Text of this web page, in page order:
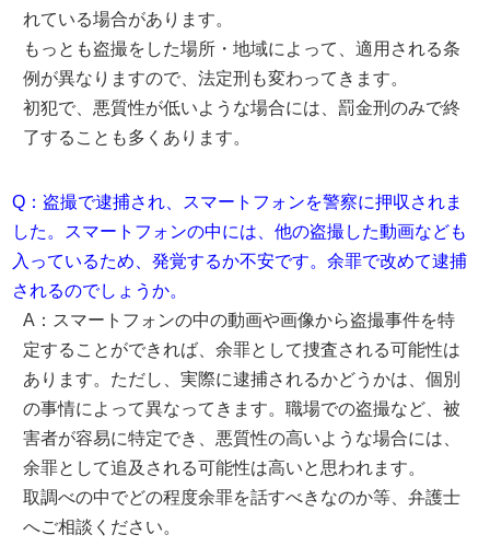
れている場合があります。
もっとも盗撮をした場所・地域によって、適用される条
例が異なりますので、法定刑も変わってきます。
初犯で、悪質性が低いような場合には、罰金刑のみで終
了することも多くあります。
Q：盗撮で逮捕され、スマートフォンを警察に押収されま
した。スマートフォンの中には、他の盗撮した動画なども
入っているため、発覚するか不安です。余罪で改めて逮捕
されるのでしょうか。
A：スマートフォンの中の動画や画像から盗撮事件を特
定することができれば、余罪として捜査される可能性は
あります。ただし、実際に逮捕されるかどうかは、個別
の事情によって異なってきます。職場での盗撮など、被
害者が容易に特定でき、悪質性の高いような場合には、
余罪として追及される可能性は高いと思われます。
取調べの中でどの程度余罪を話すべきなのか等、弁護士
へご相談ください。